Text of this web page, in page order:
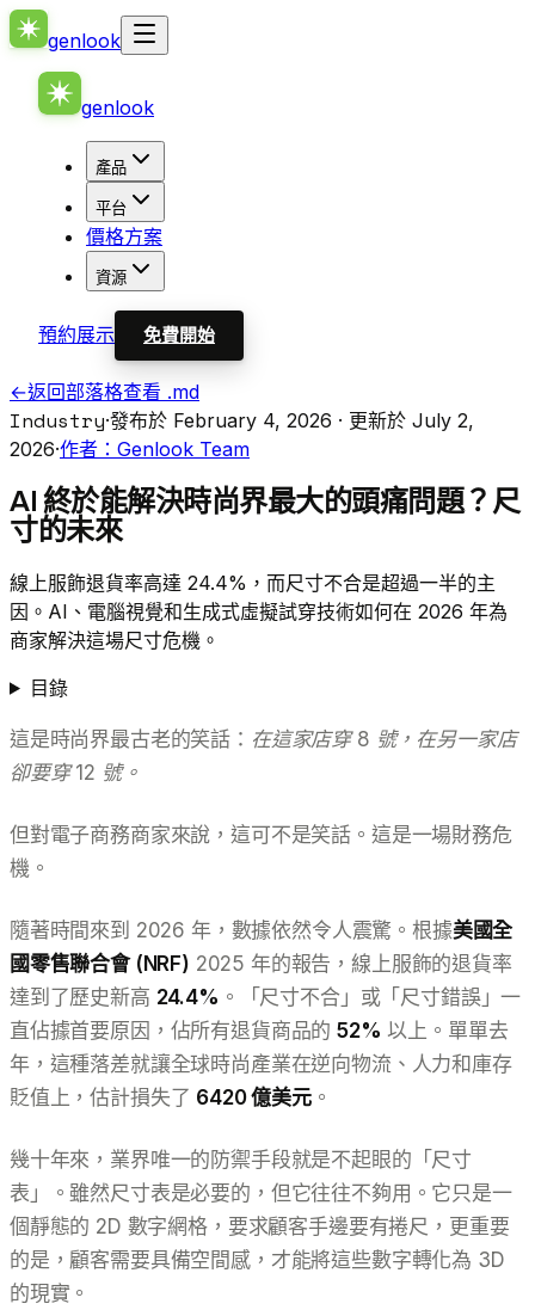
genlook
genlook
產品
平台
價格方案
資源
預約展示 免費開始
←返回部落格查看 .md
Industry·發布於 February 4, 2026 · 更新於 July 2,
2026·作者：Genlook Team
AI 終於能解決時尚界最大的頭痛問題？尺
寸的未來
線上服飾退貨率高達 24.4%，而尺寸不合是超過一半的主
因。AI、電腦視覺和生成式虛擬試穿技術如何在 2026 年為
商家解決這場尺寸危機。
目錄
這是時尚界最古老的笑話： 在這家店穿 8 號，在另一家店
卻要穿 12 號。
但對電子商務商家來說，這可不是笑話。這是一場財務危
機。
隨著時間來到 2026 年，數據依然令人震驚。根據美國全
國零售聯合會 (NRF) 2025 年的報告，線上服飾的退貨率
達到了歷史新高 24.4% 。「尺寸不合」或「尺寸錯誤」一
直佔據首要原因，佔所有退貨商品的52% 以上。單單去
年，這種落差就讓全球時尚產業在逆向物流、人力和庫存
貶值上，估計損失了 6420 億美元。
幾十年來，業界唯一的防禦手段就是不起眼的「尺寸
表」。雖然尺寸表是必要的，但它往往不夠用。它只是一
個靜態的 2D 數字網格，要求顧客手邊要有捲尺，更重要
的是，顧客需要具備空間感，才能將這些數字轉化為 3D
的現實。